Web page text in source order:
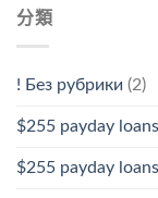
分類
! Без рубрики (2)
$255 payday
$255 payday